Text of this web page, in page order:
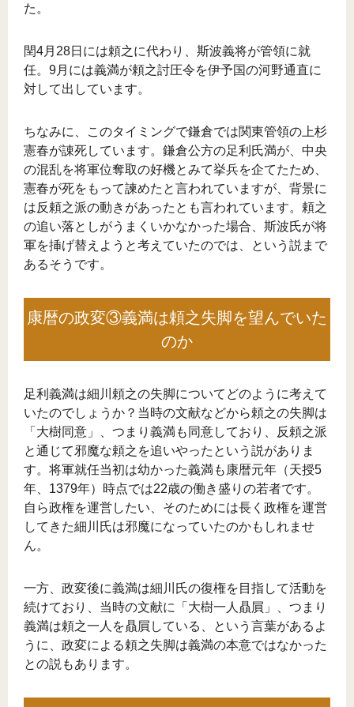
た。
閏4月28日には頼之に代わり、斯波義将が管領に就
任。9月には義満が頼之討圧令を伊予国の河野通直に
対して出しています。
ちなみに、このタイミングで鎌倉では関東管領の上杉
憲春が諌死しています。鎌倉公方の足利氏満が、中央
の混乱を将軍位奪取の好機とみて挙兵を企てたため、
憲春が死をもって諫めたと言われていますが、背景に
は反頼之派の動きがあったとも言われています。頼之
の追い落としがうまくいかなかった場合、斯波氏が将
軍を挿げ替えようと考えていたのでは、という説まで
あるそうです。
康暦の政変③義満は頼之失脚を望んでいた
のか
足利義満は細川頼之の失脚についてどのように考えて
いたのでしょうか？当時の文献などから頼之の失脚は
「大樹同意」、つまり義満も同意しており、反頼之派
と通じて邪魔な頼之を追いやったという説がありま
す。将軍就任当初は幼かった義満も康暦元年（天授5
年、1379年）時点では22歳の働き盛りの若者です。
自ら政権を運営したい、そのためには長く政権を運営
してきた細川氏は邪魔になっていたのかもしれませ
ん。
一方、政変後に義満は細川氏の復権を目指して活動を
続けており、当時の文献に「大樹一人贔屓」、つまり
義満は頼之一人を贔屓している、という言葉があるよ
うに、政変による頼之失脚は義満の本意ではなかった
との説もあります。